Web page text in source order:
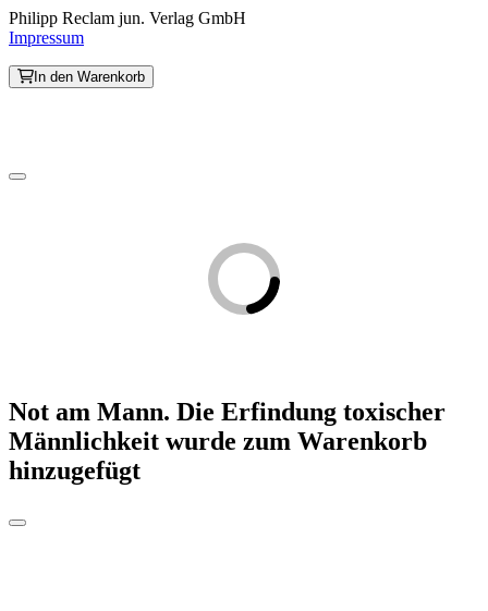
Philipp Reclam jun. Verlag GmbH
Impressum
In den Warenkorb
Not am Mann. Die Erfindung toxischer
Männlichkeit wurde zum Warenkorb
hinzugefügt